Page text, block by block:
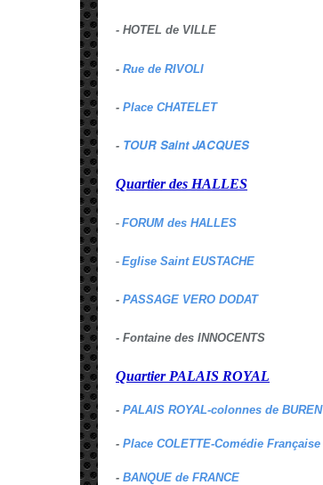
- HOTEL de VILLE
- Rue de RIVOLI
- Place CHATELET
- TOUR Saint JACQUES
Quartier des HALLES
- FORUM des HALLES
- Eglise Saint EUSTACHE
- PASSAGE VERO DODAT
- Fontaine des INNOCENTS
Quartier PALAIS ROYAL
- PALAIS ROYAL-colonnes de BUREN
- Place COLETTE-Comédie Française
- BANQUE de FRANCE